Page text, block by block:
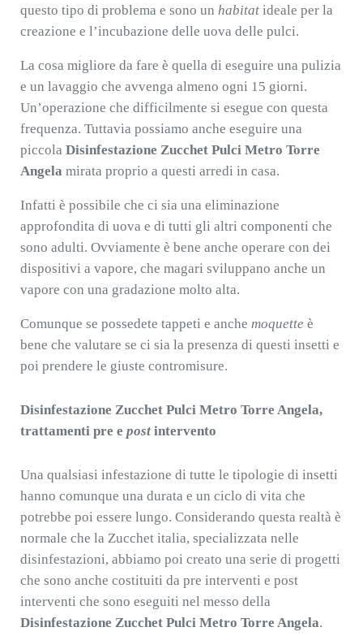
questo tipo di problema e sono un habitatideale per la
creazione e l’incubazione delle uova delle pulci.
La cosa migliore da fare è quella di eseguire una pulizia
e un lavaggio che avvenga almeno ogni 15 giorni.
Un’operazione che difficilmente si esegue con questa
frequenza. Tuttavia possiamo anche eseguire una
piccola Disinfestazione Zucchet Pulci Metro Torre
Angela mirata proprio a questi arredi in casa.
Infatti è possibile che ci sia una eliminazione
approfondita di uova e di tutti gli altri componenti che
sono adulti. Ovviamente è bene anche operare con dei
dispositivi a vapore, che magari sviluppano anche un
vapore con una gradazione molto alta.
Comunque se possedete tappeti e anche moquette è
bene che valutare se ci sia la presenza di questi insetti e
poi prendere le giuste contromisure.
Disinfestazione Zucchet Pulci Metro Torre Angela,
trattamenti pre e postintervento
Una qualsiasi infestazione di tutte le tipologie di insetti
hanno comunque una durata e un ciclo di vita che
potrebbe poi essere lungo. Considerando questa realtà è
normale che la Zucchet italia, specializzata nelle
disinfestazioni, abbiamo poi creato una serie di progetti
che sono anche costituiti da pre interventi e post
interventi che sono eseguiti nel messo della
Disinfestazione Zucchet Pulci Metro Torre Angela.